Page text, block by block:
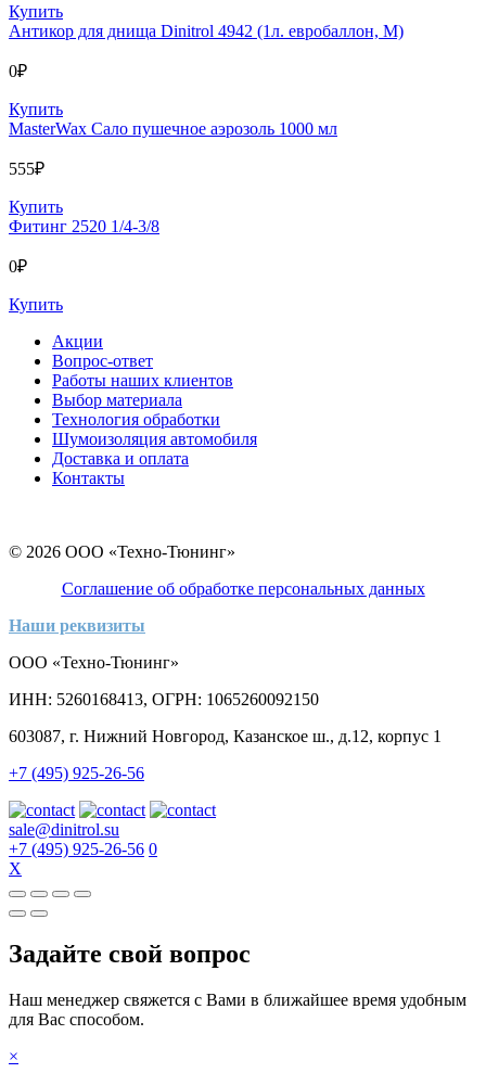
Купить
Антикор для днища Dinitrol 4942 (1л. евробаллон, М)
0₽
Купить
MasterWax Сало пушечное аэрозоль 1000 мл
555₽
Купить
Фитинг 2520 1/4-3/8
0₽
Купить
Акции
Вопрос-ответ
Работы наших клиентов
Выбор материала
Технология обработки
Шумоизоляция автомобиля
Доставка и оплата
Контакты
© 2026 ООО «Техно-Тюнинг»
Соглашение об обработке персональных данных
Наши реквизиты
ООО «Техно-Тюнинг»
ИНН: 5260168413, ОГРН: 1065260092150
603087, г. Нижний Новгород, Казанское ш., д.12, корпус 1
+7 (495) 925-26-56
sale@dinitrol.su
+7 (495) 925-26-56 0
X
Задайте свой вопрос
Наш менеджер свяжется с Вами в ближайшее время удобным
для Вас способом.
×